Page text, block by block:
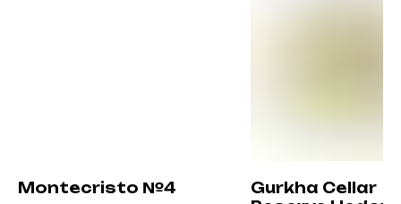
Montecristo №4
Gurkha Cellar